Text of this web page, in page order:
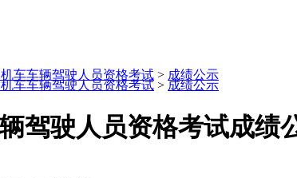
车车辆驾驶人员资格考试 > 成绩公示
车车辆驾驶人员资格考试 > 成绩公示
驾驶人员资格考试成绩